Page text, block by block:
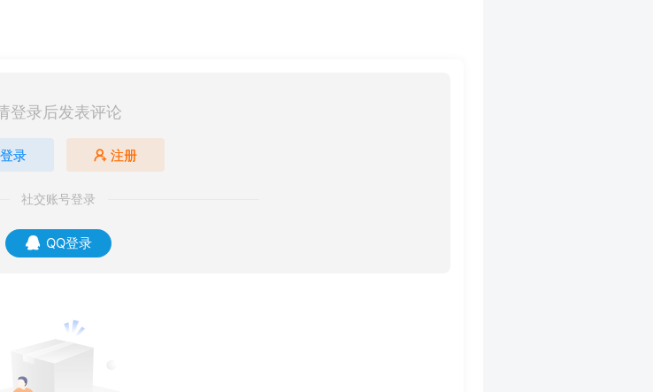
登录后发表评论
登录 注册
社交账号登录
QQ登录